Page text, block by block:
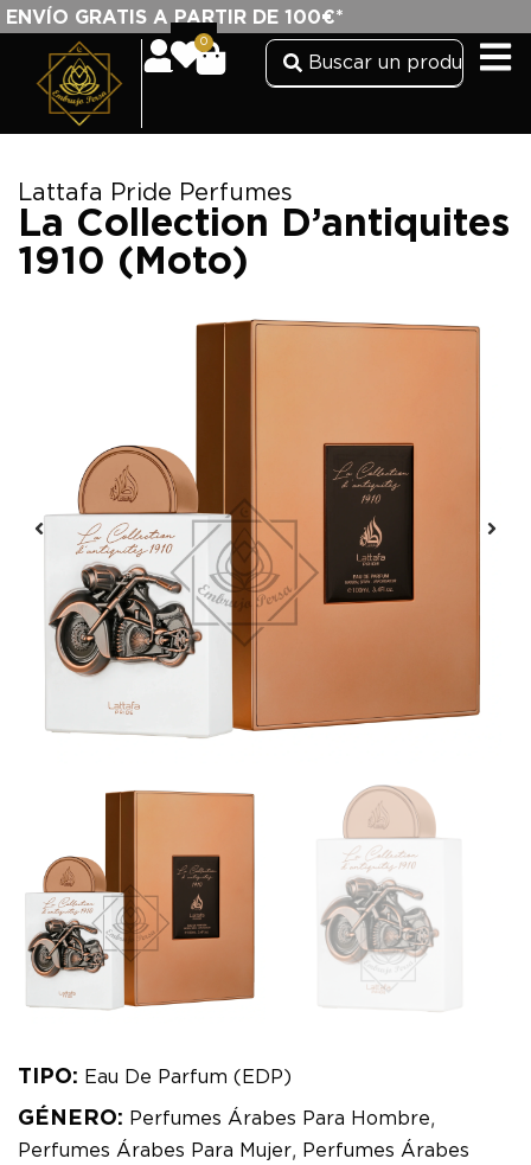
ENVÍO GRATIS A PARTIR DE 100€*
0
Lattafa Pride Perfumes
La Collection D’antiquites
1910 (Moto)
TIPO: Eau De Parfum (EDP)
GÉNERO: Perfumes Árabes Para Hombre,
Perfumes Árabes Para Mujer, Perfumes Árabes